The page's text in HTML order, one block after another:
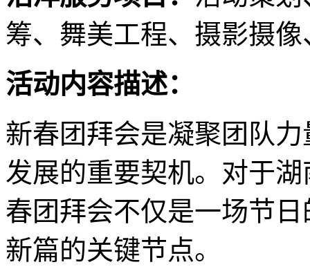
筹、舞美工程、摄影摄
活动内容描述：
新春团拜会是凝聚团队
发展的重要契机。对于
春团拜会不仅是一场节
新篇的关键节点。